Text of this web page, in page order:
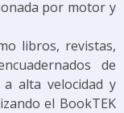
por motor y
libros, revistas,
de
alta velocidad y
el BookTEK